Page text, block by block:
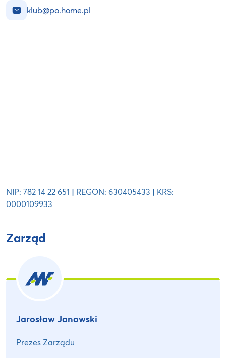
klub@po.home.pl
NIP: 782 14 22 651 | REGON: 630405433 | KRS:
0000109933
Zarząd
Jarosław Janowski
Prezes Zarządu